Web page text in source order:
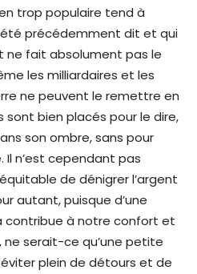
trop populaire tend à
précédemment dit et qui
ne fait absolument pas le
les milliardaires et les
ne peuvent le remettre en
sont bien placés pour le dire,
son ombre, sans pour
n’est cependant pas
de dénigrer l’argent
autant, puisque d’une
contribue à notre confort et
ne serait-ce qu’une petite
plein de détours et de